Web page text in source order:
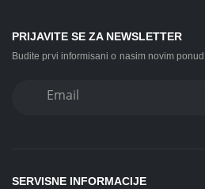
PRIJAVITE SE ZA NEWSLETTER
Budite prvi informisani o nasim novim
SERVISNE INFORMACIJE